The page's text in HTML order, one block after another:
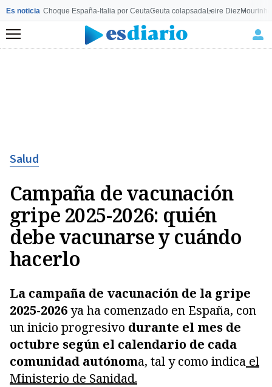
Es noticia Choque España-Italia por CeutaCeuta colapsadaLeire Diez
Menú
Salud
Campaña de vacunación
gripe 2025-2026: quién
debe vacunarse y cuándo
hacerlo
La campaña de vacunación de la gripe
2025-2026ya ha comenzado en España, con
un inicio progresivo durante el mes de
octubre según el calendario de cada
comunidad autónoma, tal y como indica el
Ministerio de Sanidad.